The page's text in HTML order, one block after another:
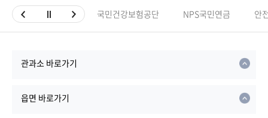
국민건강보험공단 NPS국민연금 안
관과소 바로가기
읍면 바로가기